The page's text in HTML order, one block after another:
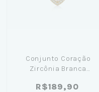
Conjunto Coração
Zircônia Branca
Ouro 18K
R$189,90